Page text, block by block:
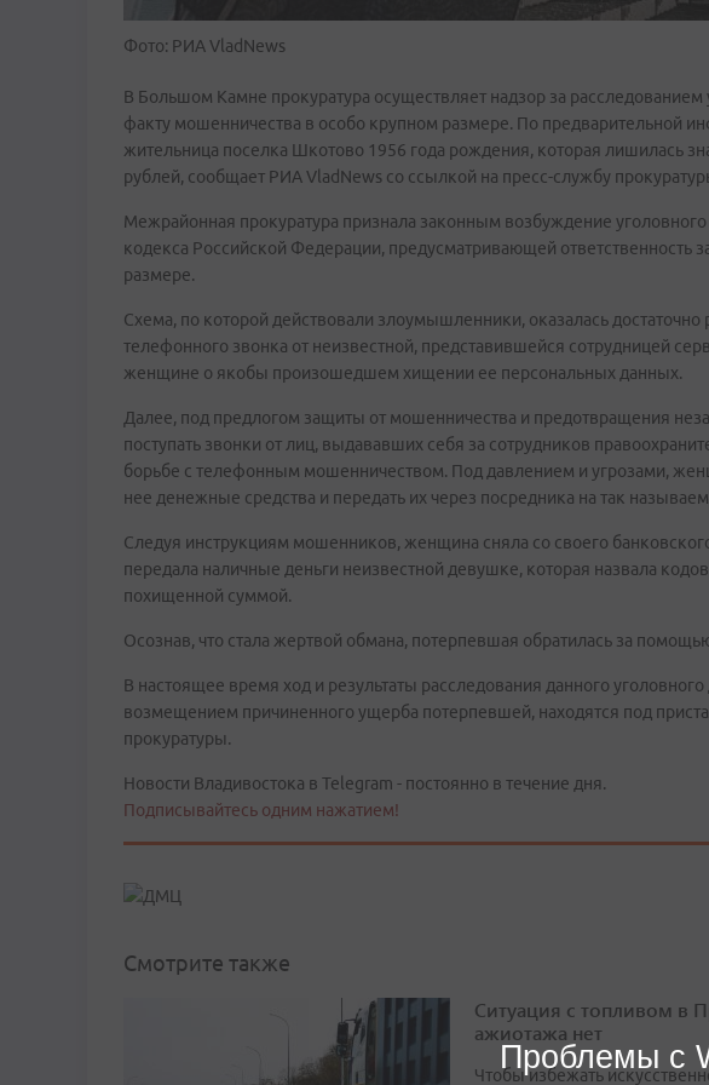
Фото: РИА VladNews
В Большом Камне прокуратура осуществляет надзор за расследованием
факту мошенничества в особо крупном размере. По предварительной
жительница поселка Шкотово 1956 года рождения, которая лишилась
рублей, сообщает РИА VladNews со ссылкой на пресс-службу
Межрайонная прокуратура признала законным возбуждение уголовного
кодекса Российской Федерации, предусматривающей ответственность
размере.
Схема, по которой действовали злоумышленники, оказалась достаточно
телефонного звонка от неизвестной, представившейся сотрудницей
женщине о якобы произошедшем хищении ее персональных данных.
Далее, под предлогом защиты от мошенничества и предотвращения
поступать звонки от лиц, выдававших себя за сотрудников
борьбе с телефонным мошенничеством. Под давлением и угрозами,
нее денежные средства и передать их через посредника на так
Следуя инструкциям мошенников, женщина сняла со своего
передала наличные деньги неизвестной девушке, которая назвала
похищенной суммой.
Осознав, что стала жертвой обмана, потерпевшая обратилась за
В настоящее время ход и результаты расследования данного
возмещением причиненного ущерба потерпевшей, находятся под
прокуратуры.
Новости Владивостока в Telegram - постоянно в течение дня.
Подписывайтесь одним нажатием!
Смотрите также
Ситуация с топливом в
ажиотажа нет
Чтобы избежать
Проблемы с